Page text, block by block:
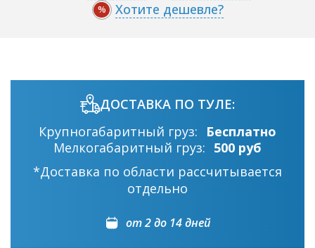
% Хотите дешевле?
ДОСТАВКА ПО ТУЛЕ:
Крупногабаритный груз:
Бесплатно
Мелкогабаритный груз: 500 руб
*Доставка по области рассчитывается
отдельно
от 2 до 14 дней